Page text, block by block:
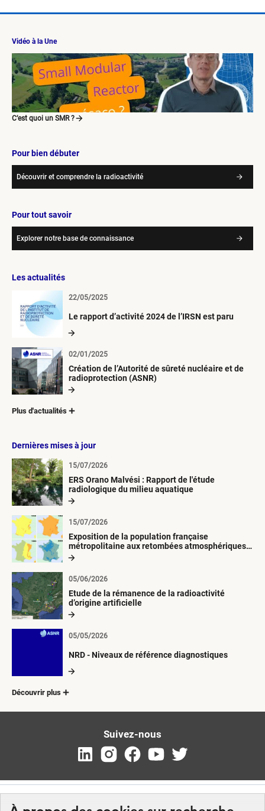
Vidéo à la Une
C’est quoi un SMR ?
Pour bien débuter
Découvrir et comprendre la radioactivité
Pour tout savoir
Explorer notre base de connaissance
Les actualités
Le rapport d’activité 2024 de l’IRSN est paru
22/05/2025
Création de l’Autorité de sûreté nucléaire et de
radioprotection (ASNR)
02/01/2025
Plus d'actualités
Dernières mises à jour
ERS Orano Malvési : Rapport de l'étude
radiologique du milieu aquatique
15/07/2026
Exposition de la population française
métropolitaine aux retombées atmosphériques
radioactives depuis 1945
15/07/2026
Etude de la rémanence de la radioactivité
d’origine artificielle
05/06/2026
NRD - Niveaux de référence diagnostiques
05/05/2026
Découvrir plus
Suivez-nous